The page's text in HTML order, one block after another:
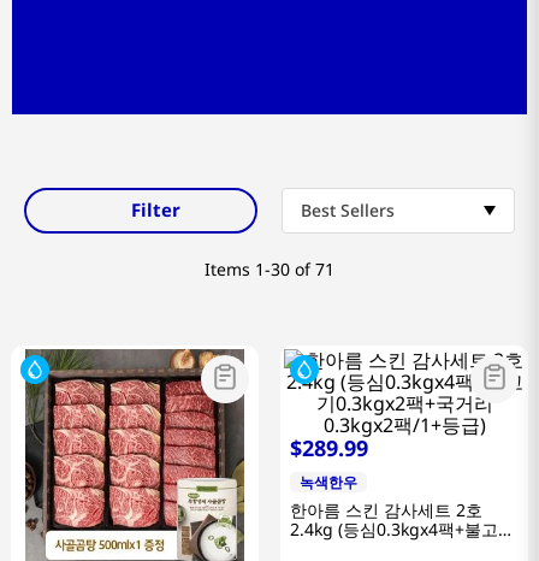
Filter Best Sellers
Items 1-30 of 71
$289.99
녹색한우
한아름 스킨 감사세트 2호
2.4kg (등심0.3kgx4팩+불고기
0.3kgx2팩+국거리0.3kgx2